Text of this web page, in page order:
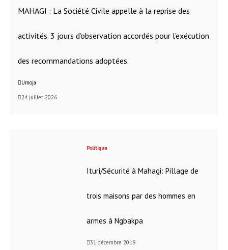
MAHAGI : La Société Civile appelle à la reprise des
activités. 3 jours d’observation accordés pour l’exécution
des recommandations adoptées.
Umoja
24 juillet 2026
Politique
Ituri/Sécurité à Mahagi: Pillage de
trois maisons par des hommes en
armes à Ngbakpa
31 décembre 2019